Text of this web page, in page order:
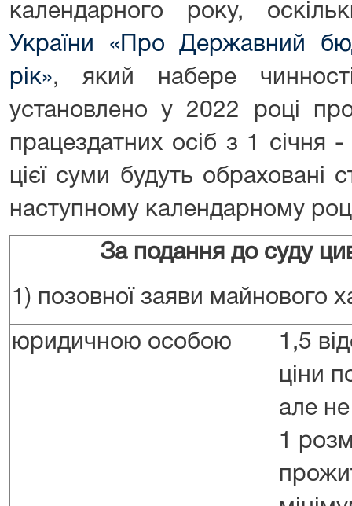
календарного року,
України «Про Державний
рік», який набере
установлено у 2022 році
працездатних осіб з 1 січня
цієї суми будуть обраховані
наступному календарному
За подання до суду
1) позовної заяви майнового
юридичною особою
1,5
ціни
але
1